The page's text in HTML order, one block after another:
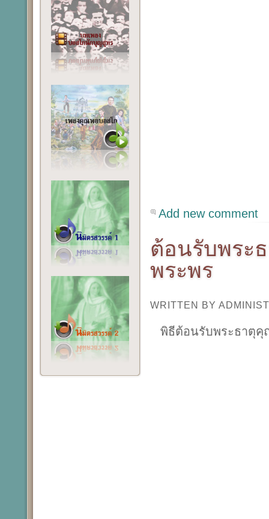
Add new comment
ต้อนรับพระ
พระพร
WRITTEN BY
พิธีต้อนรับพระธาตุคุ